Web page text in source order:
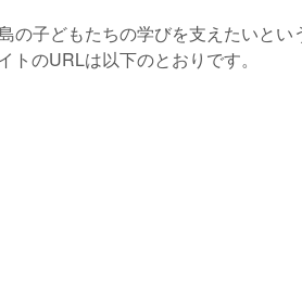
子どもたちの学びを支えたいとい
のURLは以下のとおりです。